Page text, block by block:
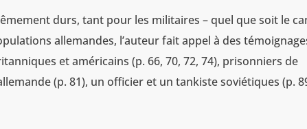
durs, tant pour les militaires – quel que soit le
allemandes, l’auteur fait appel à des
et américains (p. 66, 70, 72, 74), prisonniers de
(p. 81), un officier et un tankiste soviétiques (p.